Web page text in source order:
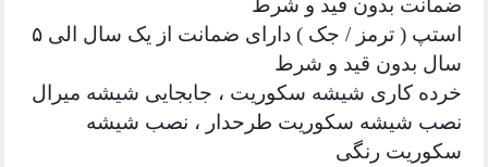
ضمانت بدون قید و شرط
استپ ( ترمز / جک ) دارای ضمانت از یک سال الی ۵
سال بدون قید و شرط
خرده کاری شیشه سکوریت ، جابجایی شیشه میرال
نصب شیشه سکوریت طرحدار ، نصب شیشه
سکوریت رنگی